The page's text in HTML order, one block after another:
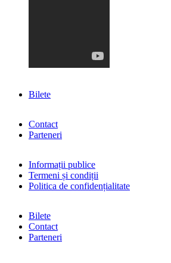
Bilete
Contact
Parteneri
Informații publice
Termeni și condiții
Politica de confidențialitate
Bilete
Contact
Parteneri